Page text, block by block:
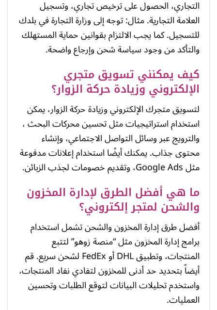
التجاري، الحصول على ترخيص تجاري، وتسجيل
العلامة التجارية. مثال: توجه إلى وزارة التجارة في بلدك
للتسجيل. كما يجب الالتزام بقوانين حماية المستهلك
والتأكد من وجود سياسة شحن وإرجاع واضحة.
كيف يمكنني تسويق متجري
الإلكتروني وزيادة حركة الزوار؟
لتسويق متجرك الإلكتروني وزيادة حركة الزوار، يمكن
استخدام استراتيجيات مثل تحسين محركات البحث ،
والترويج عبر وسائل التواصل الاجتماعي، وإنشاء
محتوى جذاب. يمكنك أيضًا استخدام إعلانات مدفوعة
مثل Google Ads، وتقديم خصومات لجذب الزبائن.
ما هي أفضل الطرق لإدارة المخزون
والشحن لمتجر إلكتروني؟
أفضل طرق إدارة المخزون والشحن تشمل استخدام
برامج إدارة المخزون مثل “منصة زوهو” لتتبع
المنتجات، وتطبيق DHL أو FedEx لشحن سريع. قم
أيضاً بتحديد حد أدنى للمخزون لتفادي نفاد المنتجات،
واستخدم تحليلات البيانات لتوقع الطلبات وتحسين
العمليات.